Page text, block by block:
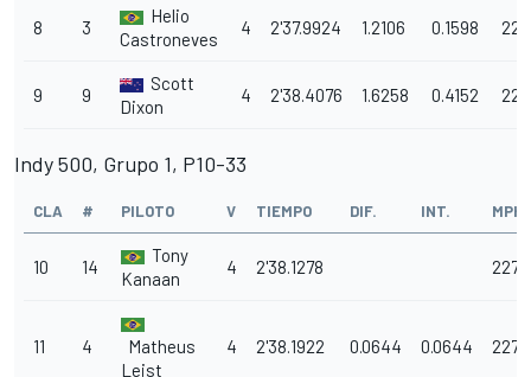
8 3
Helio
Castroneves
4 2'37.9924 1.2106 0.1598
9 9
Scott
Dixon
4 2'38.4076 1.6258 0.4152
Indy 500, Grupo 1, P10-33
CLA # PILOTO V TIEMPO DIF. INT. MPH
10 14
Tony
Kanaan
4 2'38.1278
11 4
Matheus
Leist
4 2'38.1922 0.0644 0.0644